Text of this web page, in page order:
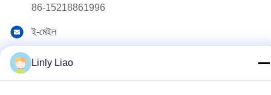
86-15218861996
ই-মেইল
hqtraffic@hotmail.com
ঠিকানা
Linly Liao